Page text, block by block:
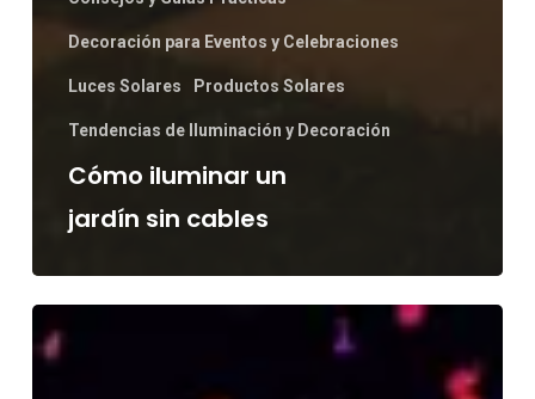
Decoración para Eventos y Celebraciones
Luces Solares Productos Solares
Tendencias de Iluminación y Decoración
Cómo iluminar un
jardín sin cables
Led